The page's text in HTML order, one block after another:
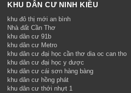
KHU DÂN CƯ NINH KIỀU
khu đô thị mới an bình
Nhà đất Cần Thơ
khu dân cư 91b
khu dân cư Metro
khu dân cư đại học cần thơ dia oc can tho
khu dân cư đại học y dược
khu dân cư cái sơn hàng bàng
khu dân cư hồng phát
khu dân cư thới nhựt 1